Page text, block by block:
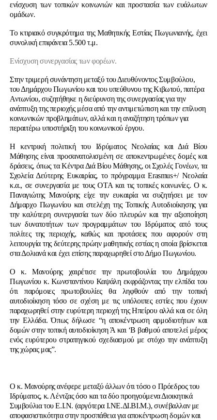
ενίσχυση των τοπικών κοινωνιών και προστασία των ευάλωτων
ομάδων.
Το κτιριακό συγκρότημα της Μαθητικής Εστίας Πωγωνιανής, έχει
συνολική επιφάνεια 5.500 τ.μ.
Ενίσχυση συνεργασίας των φορέων.
Στην τριμερή συνάντηση μεταξύ του Διευθύνοντος Συμβούλου,
του Δημάρχου Πωγωνίου και του υπεύθυνου τηςΚιβωτού, πατέρα
Αντωνίου, συζητήθηκε η διεύρυνση της συνεργασίας για την
ανάπτυξη της περιοχής μέσα από την αντιμετώπιση και την επίλυση
κοινωνικών προβλημάτων, αλλά και η αναζήτηση τρόπων για
περαιτέρω υποστήριξη του κοινωνικού έργου.
Η κεντρική πολιτική του Ιδρύματος Νεολαίας και Διά Βίου
Μάθησης είναι προσανατολισμένη σε αποκεντρωμένες δομές και
δράσεις, όπως ταΚέντρα Διά Βίου Μάθησης, οιΣχολές Γονέων, τα
Σχολεία Δεύτερης Ευκαιρίας, το πρόγραμμαErasmus+/ Νεολαία
κ.α., σε συνεργασία με τους ΟΤΑ και τις τοπικές κοινωνίες. Ο κ.
Παναγιώτης Μανούρης είχε την ευκαιρία να συζητήσει με τον
Δήμαρχο Πωγωνίου και στελέχη της Τοπικής Αυτοδιοίκησης για
την καλύτερη συνεργασία των δύο πλευρών και την αξιοποίηση
των δυνατοτήτων των προγραμμάτων του Ιδρύματος από τους
πολίτες της περιοχής, καθώς και προτάσεις που αφορούν στη
λειτουργία της δεύτερης πρώην μαθητικής εστίας η οποία βρίσκεται
στα Δολιανά και έχει επίσης παραχωρηθεί στο Δήμο Πωγωνίου.
Ο κ. Μανούρης χαιρέτισε την πρωτοβουλία του Δημάρχου
Πωγωνίου κ. Κωνσταντίνου Καψάλη εκφράζοντας την ελπίδα του
ότι παρόμοιες πρωτοβουλίες θα ληφθούν από την τοπική
αυτοδιοίκηση τόσο σε σχέση με τις υπόλοιπες εστίες που έχουν
παραχωρηθεί στην ευρύτερη περιοχή της Ηπείρου αλλά και σε όλη
την Ελλάδα. Όπως δήλωσε “η αποκέντρωση αρμοδιοτήτων και
δομών στην τοπική αυτοδιοίκηση Ά και ‘Β βαθμού αποτελεί μέρος
ενός ευρύτερου στρατηγικού σχεδιασμού με στόχο την ανάπτυξη
της χώρας μας”.
Ο κ. Μανούρης ανέφερε μεταξύ άλλων ότι τόσο ο Πρόεδρος του
Ιδρύματος, κ. Λέντζας όσο και τα δύο προηγούμενα Διοικητικά
Συμβούλια του Ε.Ι.Ν. (αργότερα Ι.ΝΕ.ΔΙ.ΒΙ.Μ.), συνέβαλλαν με
αποφασιστικότητα στην προσπάθεια για αποκέντρωση δομών και